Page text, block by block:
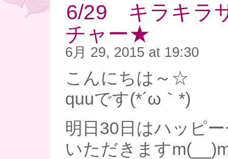
6/29 キラキラ
チャー★
6月 29, 2015 at 19:30
こんにちは～☆
quuです(*´ω｀*)
明日30日はハッピ
いただきます